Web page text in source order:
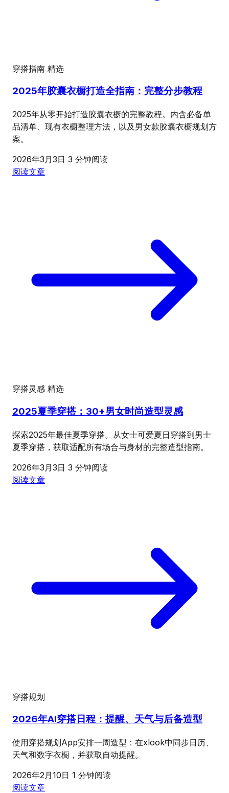
穿搭指南 精选
2025年胶囊衣橱打造全指南：完整分步教程
2025年从零开始打造胶囊衣橱的完整教程。内含必备单
品清单、现有衣橱整理方法，以及男女款胶囊衣橱规划方
案。
2026年3月3日 3 分钟阅读
阅读文章
穿搭灵感 精选
2025夏季穿搭：30+男女时尚造型灵感
探索2025年最佳夏季穿搭。从女士可爱夏日穿搭到男士
夏季穿搭，获取适配所有场合与身材的完整造型指南。
2026年3月3日 3 分钟阅读
阅读文章
穿搭规划
2026年AI穿搭日程：提醒、天气与后备造型
使用穿搭规划App安排一周造型：在xlook中同步日历、
天气和数字衣橱，并获取自动提醒。
2026年2月10日 1 分钟阅读
阅读文章